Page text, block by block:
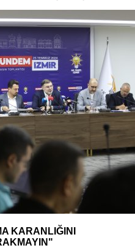
KARANLIĞINI